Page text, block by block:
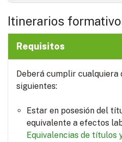
Itinerarios
Requisitos
Deberá cumplir cualquiera
siguientes:
Estar en posesión del
equivalente a efectos
Equivalencias de títulos